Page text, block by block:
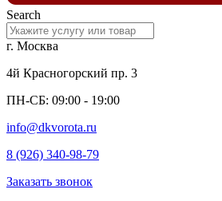
Search
г. Москва
4й Красногорский пр. 3
ПН-СБ: 09:00 - 19:00
info@dkvorota.ru
8 (926) 340-98-79
Заказать звонок